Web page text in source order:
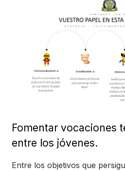
Fomentar vocaciones
entre los jóvenes.
Entre los objetivos que